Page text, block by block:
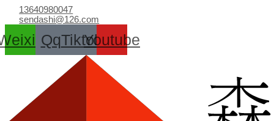
容
13640980047
sendashi@126.com
QqTiktokYoutube